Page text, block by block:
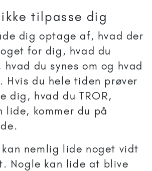
ikke tilpasse dig
dig optage af, hvad der
for dig, hvad du
hvad du synes om og hvad
Hvis du hele tiden prøver
dig, hvad du TROR,
lide, kommer du på
kan nemlig lide noget vidt
Nogle kan lide at blive